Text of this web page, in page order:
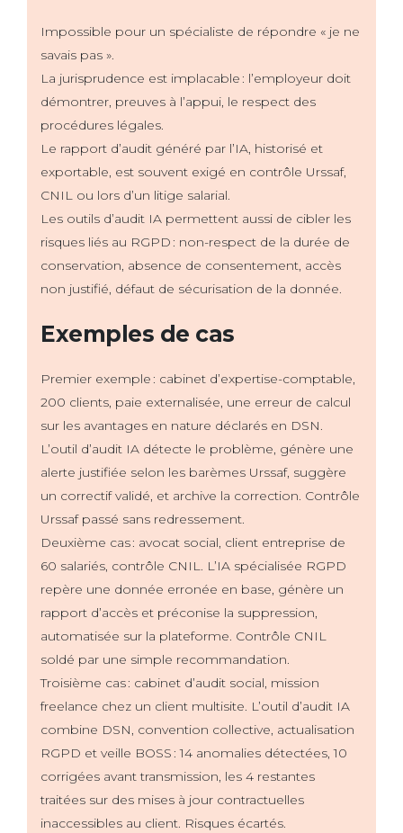
Impossible pour un spécialiste de répondre « je ne
savais pas ».
La jurisprudence est implacable : l’employeur doit
démontrer, preuves à l’appui, le respect des
procédures légales.
Le rapport d’audit généré par l’IA, historisé et
exportable, est souvent exigé en contrôle Urssaf,
CNIL ou lors d’un litige salarial.
Les outils d’audit IA permettent aussi de cibler les
risques liés au RGPD : non-respect de la durée de
conservation, absence de consentement, accès
non justifié, défaut de sécurisation de la donnée.
Exemples de cas
Premier exemple : cabinet d’expertise-comptable,
200 clients, paie externalisée, une erreur de calcul
sur les avantages en nature déclarés en DSN.
L’outil d’audit IA détecte le problème, génère une
alerte justifiée selon les barèmes Urssaf, suggère
un correctif validé, et archive la correction. Contrôle
Urssaf passé sans redressement.
Deuxième cas : avocat social, client entreprise de
60 salariés, contrôle CNIL. L’IA spécialisée RGPD
repère une donnée erronée en base, génère un
rapport d’accès et préconise la suppression,
automatisée sur la plateforme. Contrôle CNIL
soldé par une simple recommandation.
Troisième cas : cabinet d’audit social, mission
freelance chez un client multisite. L’outil d’audit IA
combine DSN, convention collective, actualisation
RGPD et veille BOSS : 14 anomalies détectées, 10
corrigées avant transmission, les 4 restantes
traitées sur des mises à jour contractuelles
inaccessibles au client. Risques écartés.